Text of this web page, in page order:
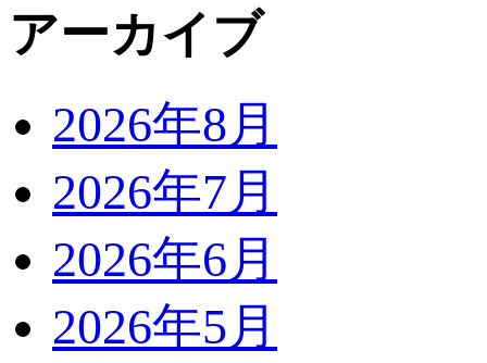
アーカイブ
2026年8月
2026年7月
2026年6月
2026年5月